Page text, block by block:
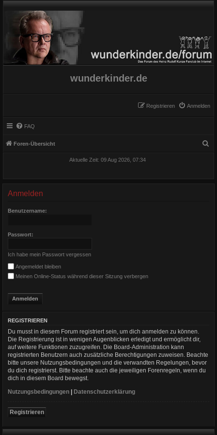
wunderkinder.de
Anmelden
Registrieren
FAQ
Foren-Übersicht
Aktuelle Zeit: 09 Aug 2026, 07:34
Anmelden
Benutzername:
Passwort:
Ich habe mein Passwort vergessen
Angemeldet bleiben
Meinen Online-Status während dieser Sitzung verbergen
REGISTRIEREN
Du musst in diesem Forum registriert sein, um dich anmelden zu können.
Die Registrierung ist in wenigen Augenblicken erledigt und ermöglicht dir,
auf weitere Funktionen zuzugreifen. Die Board-Administration kann
registrierten Benutzern auch zusätzliche Berechtigungen zuweisen. Beachte
bitte unsere Nutzungsbedingungen und die verwandten Regelungen, bevor
du dich registrierst. Bitte beachte auch die jeweiligen Forenregeln, wenn du
dich in diesem Board bewegst.
Nutzungsbedingungen
Datenschutzerklärung
Registrieren